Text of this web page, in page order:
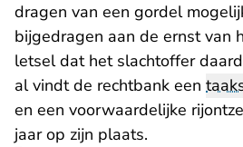
dragen van een gordel
bijgedragen aan de ernst van
letsel dat het slachtoffer
al vindt de rechtbank een
en een voorwaardelijke
jaar op zijn plaats.